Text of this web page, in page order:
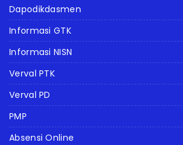
Dapodikdasmen
Informasi GTK
Informasi NISN
Verval PTK
Verval PD
PMP
Absensi Online